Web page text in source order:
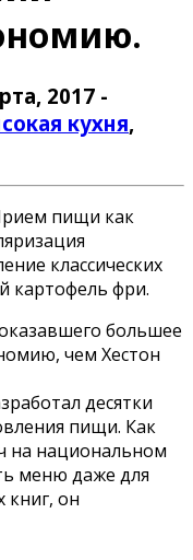
2017 -
кухня,
пищи как
классических
картофель фри.
большее
чем Хестон
десятки
пищи. Как
на национальном
меню даже для
книг, он